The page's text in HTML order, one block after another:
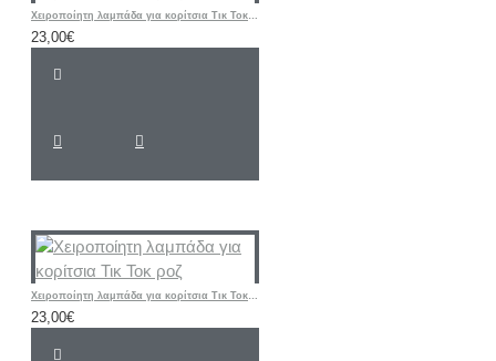
Χειροποίητη λαμπάδα για κορίτσια Τικ Τοκ μωβ
23,00€
Χειροποίητη λαμπάδα για κορίτσια Τικ Τοκ ροζ
23,00€